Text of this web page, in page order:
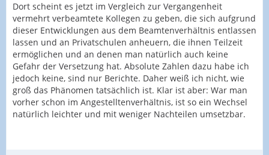
Dort scheint es jetzt im Vergleich zur Vergangenheit
vermehrt verbeamtete Kollegen zu geben, die sich aufgrund
dieser Entwicklungen aus dem Beamtenverhältnis entlassen
lassen und an Privatschulen anheuern, die ihnen Teilzeit
ermöglichen und an denen man natürlich auch keine
Gefahr der Versetzung hat. Absolute Zahlen dazu habe ich
jedoch keine, sind nur Berichte. Daher weiß ich nicht, wie
groß das Phänomen tatsächlich ist. Klar ist aber: War man
vorher schon im Angestelltenverhältnis, ist so ein Wechsel
natürlich leichter und mit weniger Nachteilen umsetzbar.